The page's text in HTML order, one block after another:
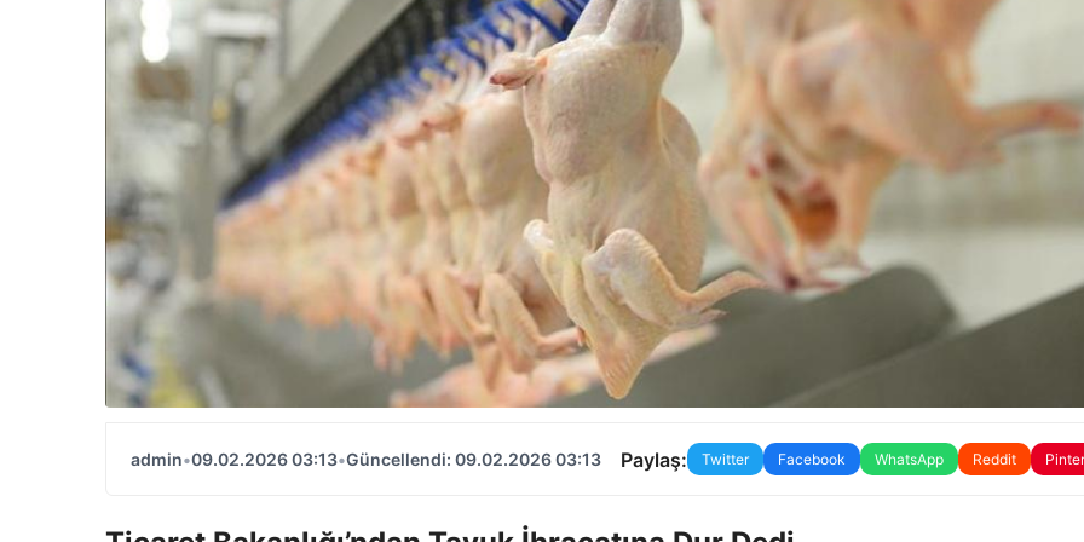
admin•09.02.2026 03:13•Güncellendi: 09.02.2026 03:13 Paylaş: Twitter Facebook WhatsApp Reddit